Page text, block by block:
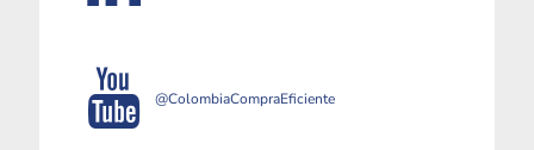
@ColombiaCompraEficiente